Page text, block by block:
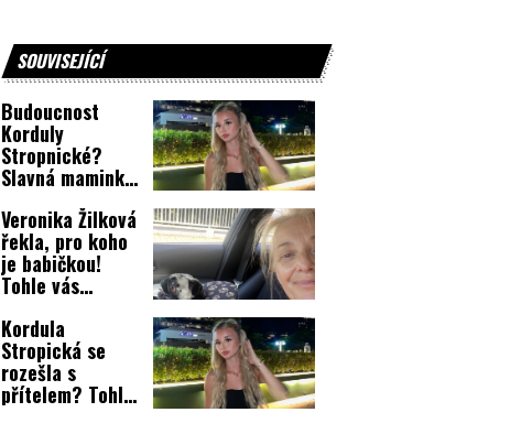
SOUVISEJÍCÍ
Budoucnost
Korduly
Stropnické?
Slavná maminka
může být!
Veronika Žilková
řekla, pro koho
je babičkou!
Tohle vás
Kordula
Stropická se
rozešla s
přítelem? Tohle